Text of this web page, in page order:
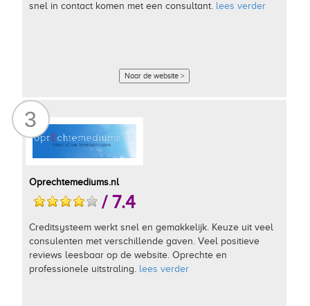
snel in contact komen met een consultant. lees verder
Naar de website >
3
Oprechtemediums.nl
/ 7.4
Creditsysteem werkt snel en gemakkelijk. Keuze uit veel
consulenten met verschillende gaven. Veel positieve
reviews leesbaar op de website. Oprechte en
professionele uitstraling. lees verder